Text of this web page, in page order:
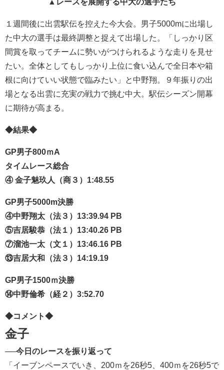
１週間後に出雲駅伝を控えた今大会。男子5000mに出場し
た中大の選手は最終調整と捉えて出場した。「しっかり区
間賞を取ってチームに勢いがつけられるような走りを見せ
たい。全体としてもしっかり上位に食い込んで全日本や箱
根に向けていい状態で臨みたい」と中野翔。９年振りの出
場となる出雲に充実の戦力で挑む中大。駅伝シーズン開幕
に期待が高まる。
◆結果◆
GP男子800ｍA
タイムレース総合
④ 金子魅玖人（商３）1:48.55
GP男子5000m決勝
④中野翔太（法３）13:39.94 PB
⑤吉居駿恭（法１）13:40.26 PB
⑦溜池一太（文１）13:46.16 PB
⑬吉居大和（法３）14:19.19
GP男子1500ｍ決勝
⑭中野倫希（経２）3:52.70
◆コメント◆
金子
──今日のレースを振り返って
「イーブンペースでいき、200ｍを26秒5、400ｍを26秒5で